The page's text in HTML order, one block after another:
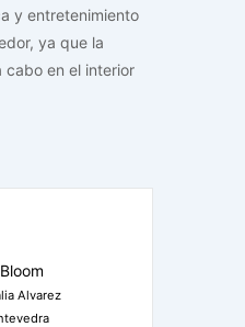
y entretenimiento
ya que la
cabo en el interior
Alvarez